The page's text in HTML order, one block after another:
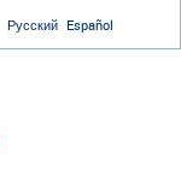
Русский Español